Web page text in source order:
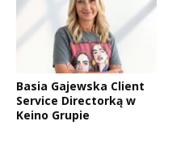
Basia Gajewska Client
Service Directorką w
Keino Grupie